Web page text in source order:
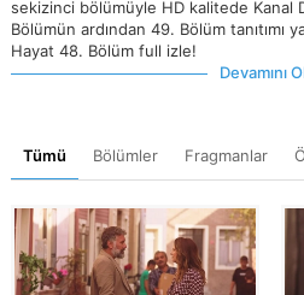
sekizinci bölümüyle HD kalitede Kanal
Bölümün ardından 49. Bölüm tanıtımı
Hayat 48. Bölüm full izle!
Devamını
Tümü Bölümler Fragmanlar